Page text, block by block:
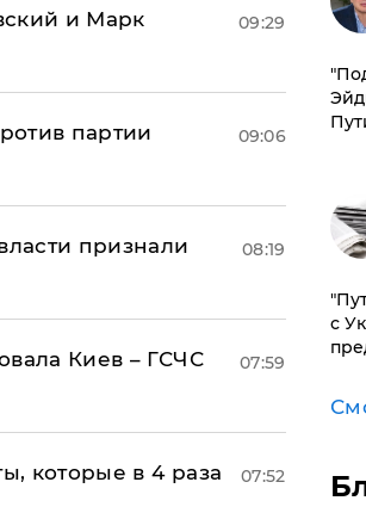
и Марк
09:29
партии
09:06
признали
08:19
Киев – ГСЧС
07:59
которые в 4 раза
07:52
с